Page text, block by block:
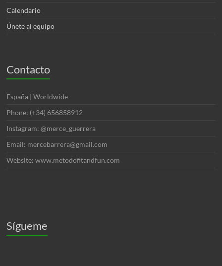
Calendario
Únete al equipo
Contacto
España | Worldwide
Phone: (+34) 656858912
Instagram: @merce_guerrera
Email: mercebarrera@gmail.com
Website: www.metodofitandfun.com
Sígueme